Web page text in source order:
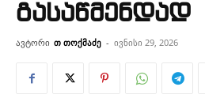
გასაწმენდად
ავტორი თ თოქმაძე - ივნისი 29, 2026